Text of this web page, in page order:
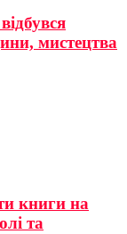
мистецтва
книги на
та